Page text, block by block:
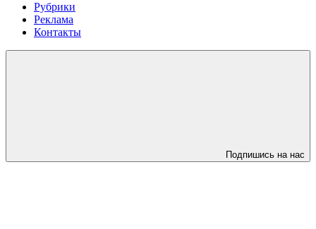
Рубрики
Реклама
Контакты
Подпишись на нас